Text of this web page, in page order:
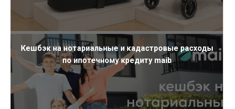
Кешбэк на нотариальные и кадастровые расходы
по ипотечному кредиту maib